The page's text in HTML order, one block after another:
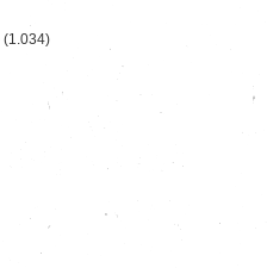
(1.034)